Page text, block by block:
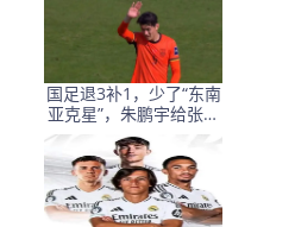
国足退3补1，少了“东南
亚克星”，朱鹏宇给张玉
宁当替补 防线不稳